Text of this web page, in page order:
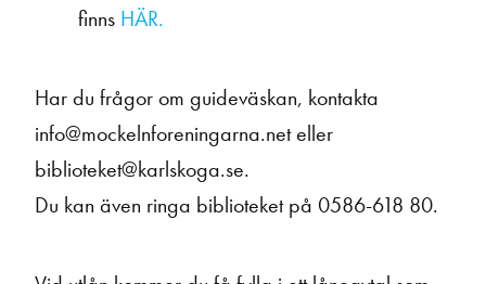
finns HÄR.
Har du frågor om guideväskan, kontakta
info@mockelnforeningarna.net eller
biblioteket@karlskoga.se.
Du kan även ringa biblioteket på 0586-618 80.